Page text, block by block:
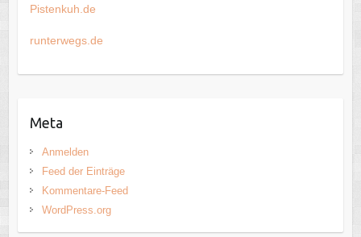
Pistenkuh.de
runterwegs.de
Meta
Anmelden
Feed der Einträge
Kommentare-Feed
WordPress.org